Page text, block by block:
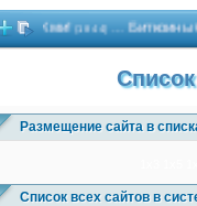
Жми!(1844)…Биткоины
Размещение сайта в
Список всех сайтов в